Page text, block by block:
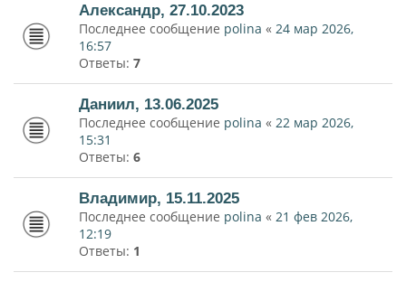
Александр, 27.10.2023
Последнее сообщение polina « 24 мар 2026,
16:57
Ответы: 7
Даниил, 13.06.2025
Последнее сообщение polina « 22 мар 2026,
15:31
Ответы: 6
Владимир, 15.11.2025
Последнее сообщение polina « 21 фев 2026,
12:19
Ответы: 1